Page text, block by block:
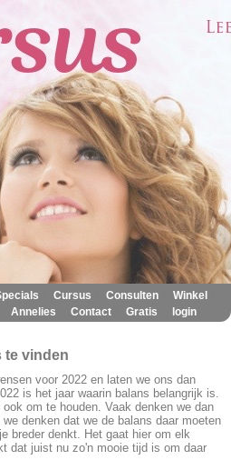
Cursus Consulten Winkel
Annelies Contact Gratis login
te vinden
voor 2022 en laten we ons dan
is het jaar waarin balans belangrijk is.
om te houden. Vaak denken we dan
denken dat we de balans daar moeten
breder denkt. Het gaat hier om elk
dat juist nu zo'n mooie tijd is om daar